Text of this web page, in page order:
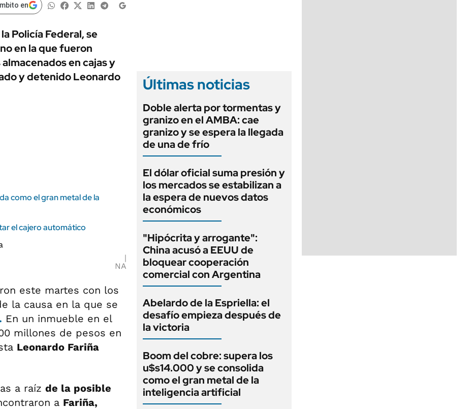
LIFESTYLE
AUTOS
en
Policía Federal, se
en la que fueron
en cajas y
y detenido Leonardo
como el gran metal de la
el cajero automático
NA
este martes con los
la causa en la que se
En un inmueble en el
millones de pesos en
Leonardo Fariña
a raíz de la posible
a Fariña,
Últimas noticias
Doble alerta por tormentas y
granizo en el AMBA: cae
granizo y se espera la llegada
de una de frío
El dólar oficial suma presión y
los mercados se estabilizan a
la espera de nuevos datos
económicos
"Hipócrita y arrogante":
China acusó a EEUU de
bloquear cooperación
comercial con Argentina
Abelardo de la Espriella: el
desafío empieza después de
la victoria
Boom del cobre: supera los
u$s14.000 y se consolida
como el gran metal de la
inteligencia artificial